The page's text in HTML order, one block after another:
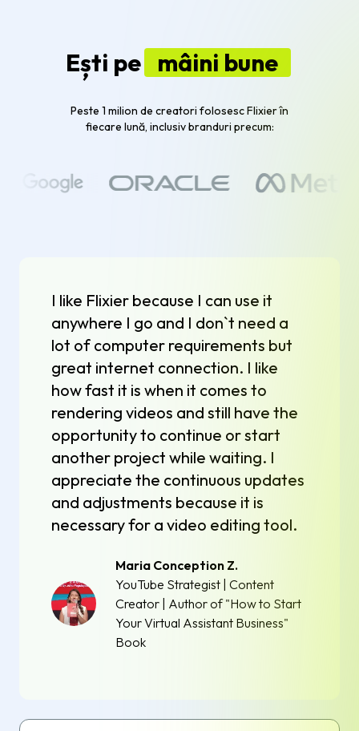
Ești pe mâini bune
Peste 1 milion de creatori folosesc Flixier în
fiecare lună, inclusiv branduri precum:
I like Flixier because I can use it
anywhere I go and I don`t need a
lot of computer requirements but
great internet connection. I like
how fast it is when it comes to
rendering videos and still have the
opportunity to continue or start
another project while waiting. I
appreciate the continuous updates
and adjustments because it is
necessary for a video editing tool.
Maria Conception Z.
YouTube Strategist | Content
Creator | Author of "How to Start
Your Virtual Assistant Business"
Book